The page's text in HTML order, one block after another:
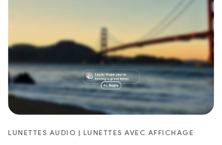
LUNETTES AUDIO | LUNETTES AVEC AFFICHAGE